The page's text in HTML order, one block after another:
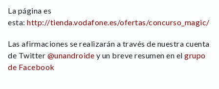
La página es
esta: http://tienda.vodafone.es/ofertas/concurso_magic/
Las afirmaciones se realizarán a través de nuestra cuenta
de Twitter @unandroide y un breve resumen en el grupo
de Facebook